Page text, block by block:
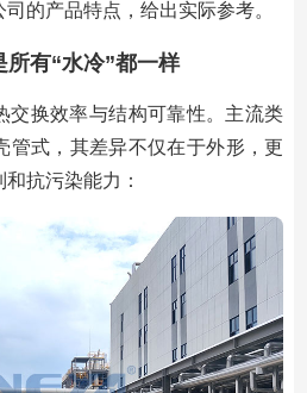
的产品特点，给出实际参考。
有“水冷”都一样
交换效率与结构可靠性。主流类
管式，其差异不仅在于外形，更
抗污染能力：